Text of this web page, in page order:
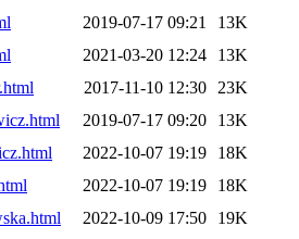
2019-07-17 09:21
13K
2021-03-20 12:24
13K
2017-11-10 12:30
23K
2019-07-17 09:20
13K
2022-10-07 19:19
18K
2022-10-07 19:19
18K
2022-10-09 17:50
19K